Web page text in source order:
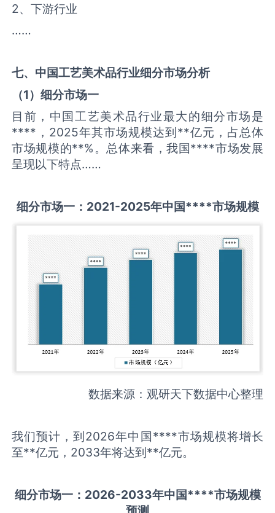
2、下游行业
……
七、中国工艺美术品行业细分市场分析
（1）细分市场一
目前，中国工艺美术品行业最大的细分市场是
****，2025年其市场规模达到**亿元，占总体
市场规模的**%。总体来看，我国****市场发展
呈现以下特点……
细分市场一： 2021-2025年中国****市场规模
数据来源：观研天下数据中心整理
我们预计，到2026年中国****市场规模将增长
至**亿元，2033年将达到**亿元。
细分市场一： 2026-2033年中国****市场规模